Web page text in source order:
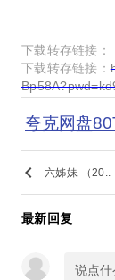
下载转存链接：
下载转存链接：
夸克网盘
keyboard_arrow_left 六姊妹 （20..
最新回复